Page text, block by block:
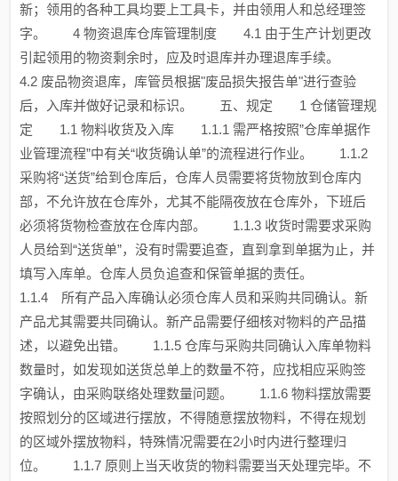
新；领用的各种工具均要上工具卡，并由领用人和总经理签
字。 4 物资退库仓库管理制度 4.1 由于生产计划更改
引起领用的物资剩余时，应及时退库并办理退库手续。
4.2 废品物资退库，库管员根据"废品损失报告单"进行查验
后，入库并做好记录和标识。 五、规定 1 仓储管理规
定 1.1 物料收货及入库 1.1.1 需严格按照”仓库单据作
业管理流程”中有关“收货确认单”的流程进行作业。 1.1.2
采购将“送货”给到仓库后，仓库人员需要将货物放到仓库内
部，不允许放在仓库外，尤其不能隔夜放在仓库外，下班后
必须将货物检查放在仓库内部。 1.1.3 收货时需要求采购
人员给到“送货单”，没有时需要追查，直到拿到单据为止，并
填写入库单。仓库人员负追查和保管单据的责任。
1.1.4 所有产品入库确认必须仓库人员和采购共同确认。新
产品尤其需要共同确认。新产品需要仔细核对物料的产品描
述，以避免出错。 1.1.5 仓库与采购共同确认入库单物料
数量时，如发现如送货总单上的数量不符，应找相应采购签
字确认，由采购联络处理数量问题。 1.1.6 物料摆放需要
按照划分的区域进行摆放，不得随意摆放物料，不得在规划
的区域外摆放物料，特殊情况需要在2小时内进行整理归
位。 1.1.7 原则上当天收货的物料需要当天处理完毕。不